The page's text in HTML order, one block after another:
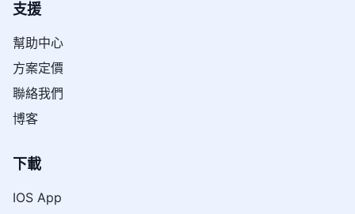
支援
幫助中心
方案定價
聯絡我們
博客
下載
IOS App